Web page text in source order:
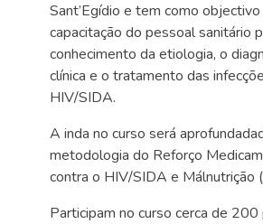
Sant’Egídio e tem como
capacitação do pessoal sanitário
conhecimento da etiologia, o
clínica e o tratamento das
HIV/SIDA.
A inda no curso será
metodologia do Reforço
contra o HIV/SIDA e Málnutrição
Participam no curso cerca de